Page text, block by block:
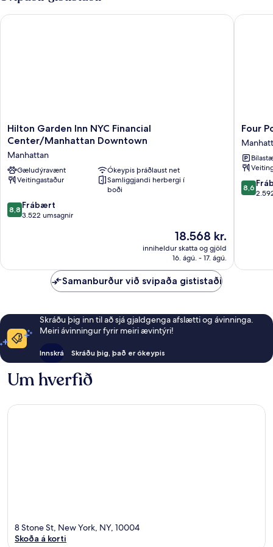
In
Room
With
Hilton
Garden
NYC
Financial
Center/Manhattan
Manhattan
Hilton Garden Inn NYC Financial
Center/Manhattan Downtown
Manhattan
Gæludýravænt
Ókeypis þráðlaust net
Veitingastaður
Samliggjandi herbergi í
boði
8.8
af
8,8 Frábært
3.522 umsagnir
Verðið
18.568 kr.
18.568 kr.
inniheldur skatta og gjöld
16. ágú. - 17. ágú.
Hilton Garden Inn NYC Financial Center/Manhattan
Four
Points
By
New
York
Four
8.6
af
8,6
Four
Samanburður við svipaða gististaði
Skráðu þig inn til að sjá gjaldgenga afslætti og ávinninga.
Meiri ávinningur fyrir meiri ævintýri!
Innskrá Skráðu þig, það er ókeypis
Um hverfið
8 Stone St, New York, NY, 10004
Skoða á korti